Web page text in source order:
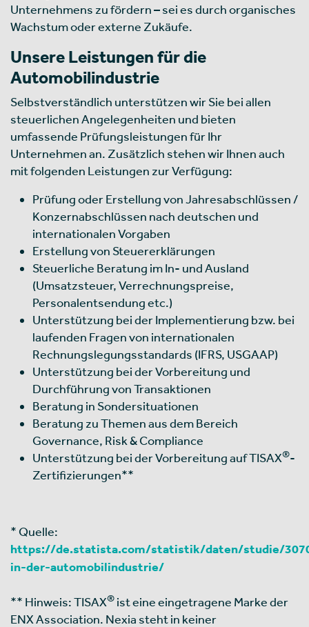
Unternehmens zu fördern – sei es durch organisches
Wachstum oder externe Zukäufe.
Unsere Leistungen für die
Automobilindustrie
Selbstverständlich unterstützen wir Sie bei allen
steuerlichen Angelegenheiten und bieten
umfassende Prüfungsleistungen für Ihr
Unternehmen an. Zusätzlich stehen wir Ihnen auch
mit folgenden Leistungen zur Verfügung:
Prüfung oder Erstellung von Jahresabschlüssen /
Konzernabschlüssen nach deutschen und
internationalen Vorgaben
Erstellung von Steuererklärungen
Steuerliche Beratung im In- und Ausland
(Umsatzsteuer, Verrechnungspreise,
Personalentsendung etc.)
Unterstützung bei der Implementierung bzw. bei
laufenden Fragen von internationalen
Rechnungslegungsstandards (IFRS, US­GAAP)
Unterstützung bei der Vorbereitung und
Durchführung von Transaktionen
Beratung in Sondersituationen
Beratung zu Themen aus dem Bereich
Governance, Risk & Compliance
Unterstützung bei der Vorbereitung auf TISAX®-
Zertifizierungen**
* Quelle:
https://de.statista.com/statistik/daten/studie/
in-der-automobilindustrie/
** Hinweis: TISAX® ist eine eingetragene Marke der
ENX Association. Nexia steht in keiner